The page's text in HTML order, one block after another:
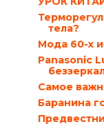
тела?
Мода 60-х
Panasonic
Самое
Баранина